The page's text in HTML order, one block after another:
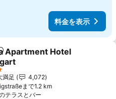
料金を表示
気に入りに追加
Apartment Hotel
表示
のランク
満足
4,072
まで1.2 km
テラスとバー